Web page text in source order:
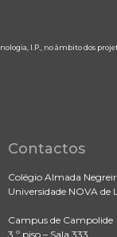
I.P., no âmbito dos
Contactos
Colégio Almada
Universidade NOVA de
Campus de Campolide
3.º piso – Sala 333